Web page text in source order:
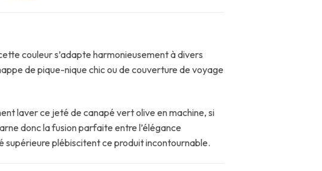
couleur s’adapte harmonieusement à divers
de pique-nique chic ou de couverture de voyage
laver ce jeté de canapé vert olive en machine, si
donc la fusion parfaite entre l’élégance
supérieure plébiscitent ce produit incontournable.